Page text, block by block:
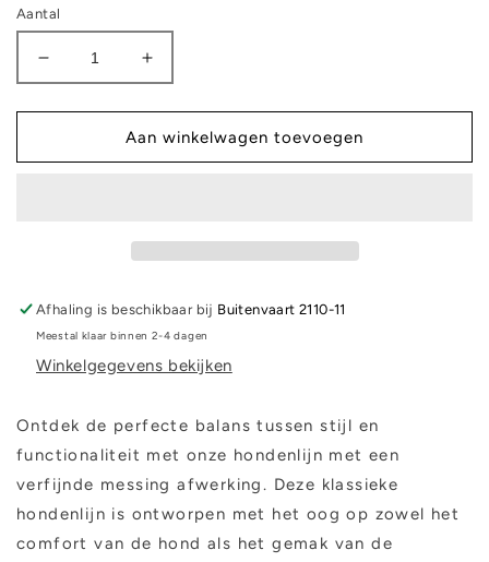
Aantal
Aantal
verlagen
voor
Dog
Aantal
verhogen
voor
The
Dog
Aan winkelwagen toevoegen
Afhaling is beschikbaar bij Buitenvaart 2110-11
Meestal klaar binnen 2-4 dagen
Winkelgegevens bekijken
Ontdek de perfecte balans tussen stijl en
functionaliteit met onze hondenlijn met een
verfijnde messing afwerking. Deze klassieke
hondenlijn is ontworpen met het oog op zowel het
comfort van de hond als het gemak van de